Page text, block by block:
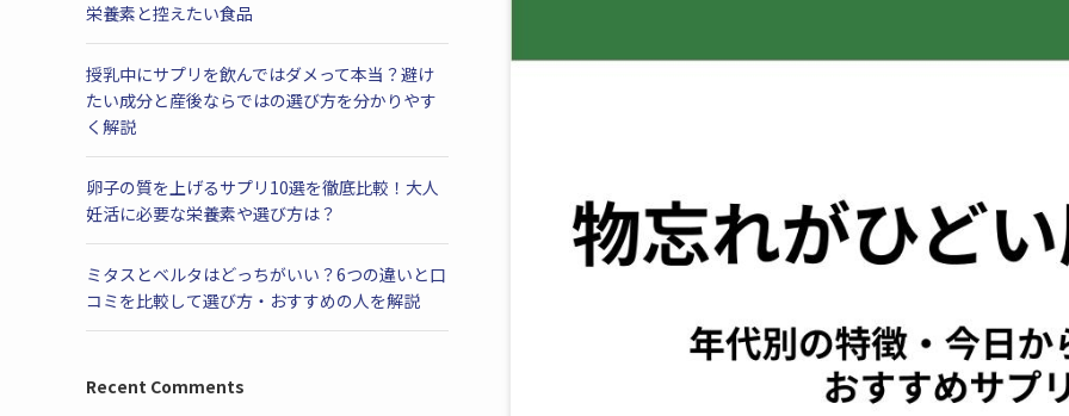
栄養素と控えたい食品
授乳中にサプリを飲んではダメって本当？避け
たい成分と産後ならではの選び方を分かりやす
く解説
卵子の質を上げるサプリ10選を徹底比較！大人
妊活に必要な栄養素や選び方は？
ミタスとベルタはどっちがいい？6つの違いと口
コミを比較して選び方・おすすめの人を解説
Recent Comments